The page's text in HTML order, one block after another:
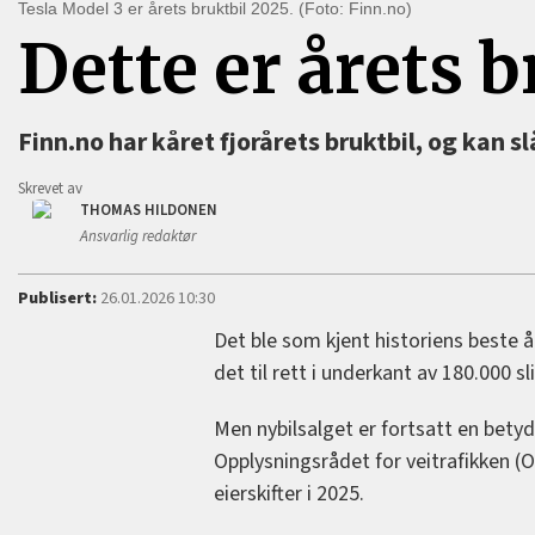
Tesla Model 3 er årets bruktbil 2025. (Foto: Finn.no)
Dette er årets
Finn.no har kåret fjorårets bruktbil, og kan
Skrevet av
THOMAS HILDONEN
Ansvarlig redaktør
Publisert:26.01.2026 10:30
Det ble som kjent historiens beste
det til rett i underkant av 180.000
Men nybilsalget er fortsatt en
Opplysningsrådet for veitrafikken
eierskifter i 2025.